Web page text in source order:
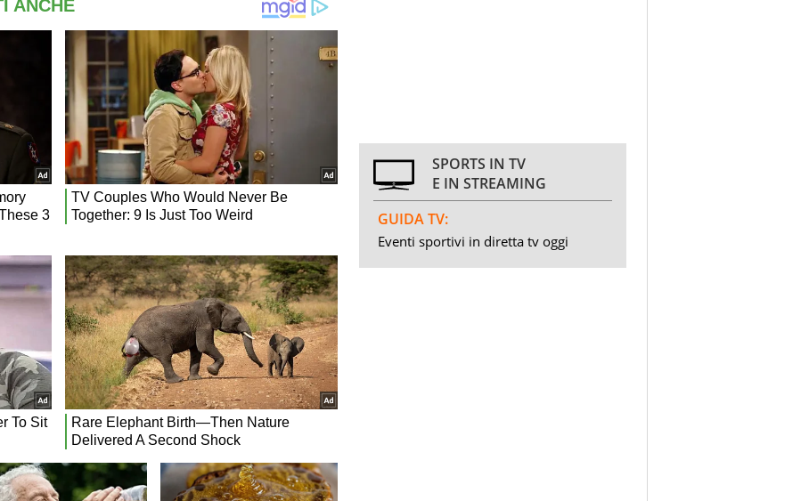
SPORTS IN TV
E IN STREAMING
GUIDA TV:
Eventi sportivi in diretta tv oggi